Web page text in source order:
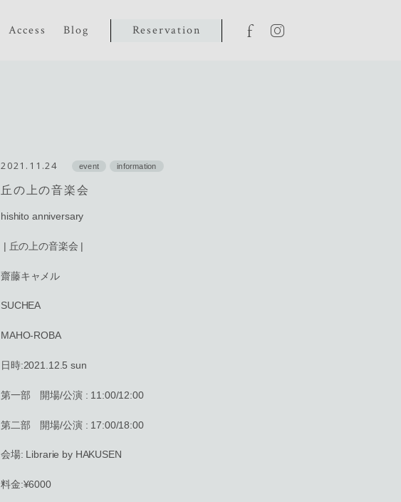
Access Blog Reservation
2021.11.24 event information
丘の上の音楽会
hishito anniversary
| 丘の上の音楽会 |
齋藤キャメル
SUCHEA
MAHO-ROBA
日時:2021.12.5 sun
第一部 開場/公演 : 11:00/12:00
第二部 開場/公演 : 17:00/18:00
会場: Librarie by HAKUSEN
料金:¥6000